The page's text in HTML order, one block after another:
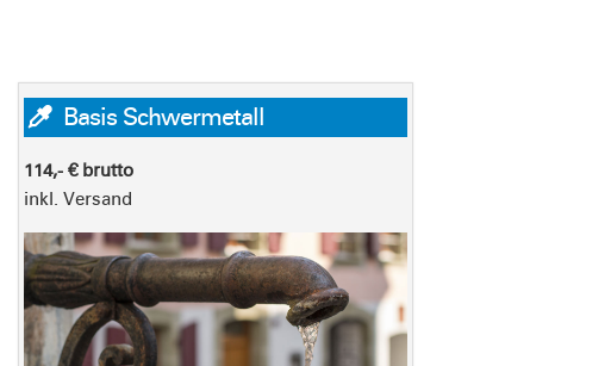
Basis Schwermetall
114,- € brutto
inkl. Versand